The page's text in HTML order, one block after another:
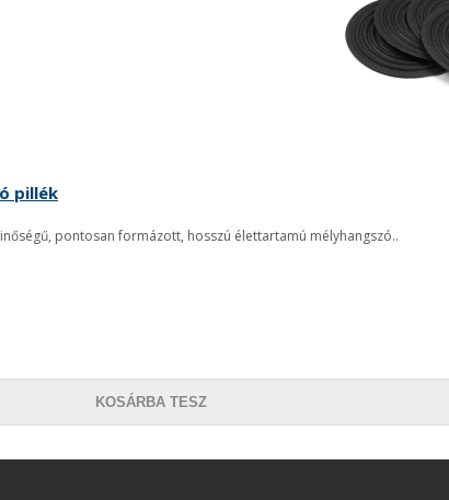
pillék
pontosan formázott, hosszú élettartamú mélyhangszó..
KOSÁRBA TESZ